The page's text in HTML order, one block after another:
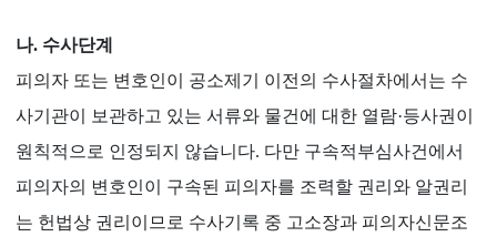
나. 수사단계
피의자 또는 변호인이 공소제기 이전의 수사절차에서는 수
사기관이 보관하고 있는 서류와 물건에 대한 열람·등사권이
원칙적으로 인정되지 않습니다. 다만 구속적부심사건에서
피의자의 변호인이 구속된 피의자를 조력할 권리와 알권리
는 헌법상 권리이므로 수사기록 중 고소장과 피의자신문조